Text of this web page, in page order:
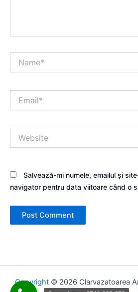
Salvează-mi numele, emailul și
navigator pentru data viitoare când o
Copyright© 2026 Clarvazatoarea